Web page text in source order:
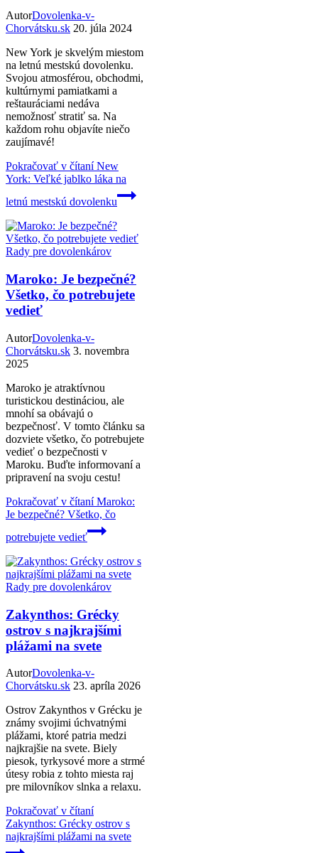
AutorDovolenka-v-
Chorvátsku.sk 20. júla 2024
New York je skvelým miestom
na letnú mestskú dovolenku.
Svojou atmosférou, obchodmi,
kultúrnymi pamiatkami a
reštauráciami nedáva
nemožnosť stratiť sa. Na
každom rohu objavíte niečo
zaujímavé!
Pokračovať v čítaníNew
York: Veľké jablko láka na
letnú mestskú dovolenku
Rady pre dovolenkárov
Maroko: Je bezpečné?
Všetko, čo potrebujete
vedieť
AutorDovolenka-v-
Chorvátsku.sk 3. novembra
2025
Maroko je atraktívnou
turistickou destináciou, ale
mnohí sa obávajú o
bezpečnosť. V tomto článku sa
dozviete všetko, čo potrebujete
vedieť o bezpečnosti v
Maroku. Buďte informovaní a
pripravení na svoju cestu!
Pokračovať v čítaníMaroko:
Je bezpečné? Všetko, čo
potrebujete vedieť
Rady pre dovolenkárov
Zakynthos: Grécky
ostrov s najkrajšími
plážami na svete
AutorDovolenka-v-
Chorvátsku.sk 23. apríla 2026
Ostrov Zakynthos v Grécku je
známy svojimi úchvatnými
plážami, ktoré patria medzi
najkrajšie na svete. Biely
piesok, tyrkysové more a strmé
útesy robia z tohto miesta raj
pre milovníkov slnka a relaxu.
Pokračovať v čítaní
Zakynthos: Grécky ostrov s
najkrajšími plážami na svete